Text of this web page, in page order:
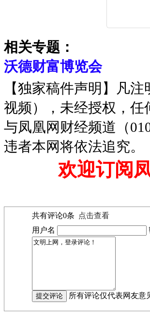
相关专题：
沃德财富博览会
【独家稿件声明】凡
视频），未经授权，
与凤凰网财经频道（
违者本网将依法追究。
欢迎订阅
共有评论0条
点击查看
用户名
所有评论仅代表网友意